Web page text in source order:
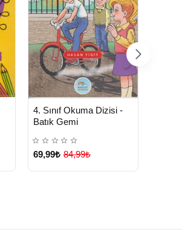
TESLİMAT
4. Sınıf Okuma Dizisi -
Batık Gemi
69,99₺ 84,99₺